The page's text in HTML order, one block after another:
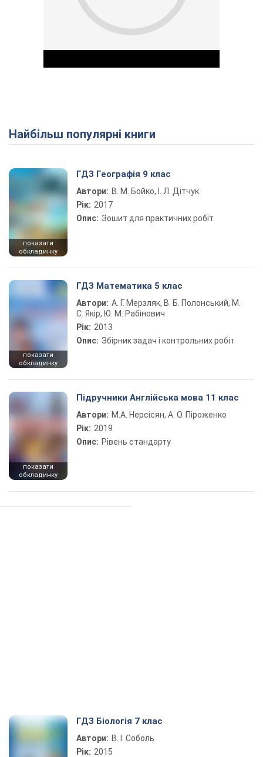
Play Video
Найбільш популярні книги
показати
обкладинку
ГДЗ Географія 9 клас
Автори: В. М. Бойко, І. Л. Дітчук
Рік: 2017
Опис: Зошит для практичних робіт
показати
обкладинку
ГДЗ Математика 5 клас
Автори: А. Г. Мерзляк, В. Б. Полонський, М.
С. Якір, Ю. М. Рабінович
Рік: 2013
Опис: Збірник задач і контрольних робіт
показати
обкладинку
Підручники Англійська мова 11 клас
Автори: М.А. Нерсісян, А. О. Піроженко
Рік: 2019
Опис: Рівень стандарту
ГДЗ Біологія 7 клас
Автори: В. І. Соболь
Рік: 2015